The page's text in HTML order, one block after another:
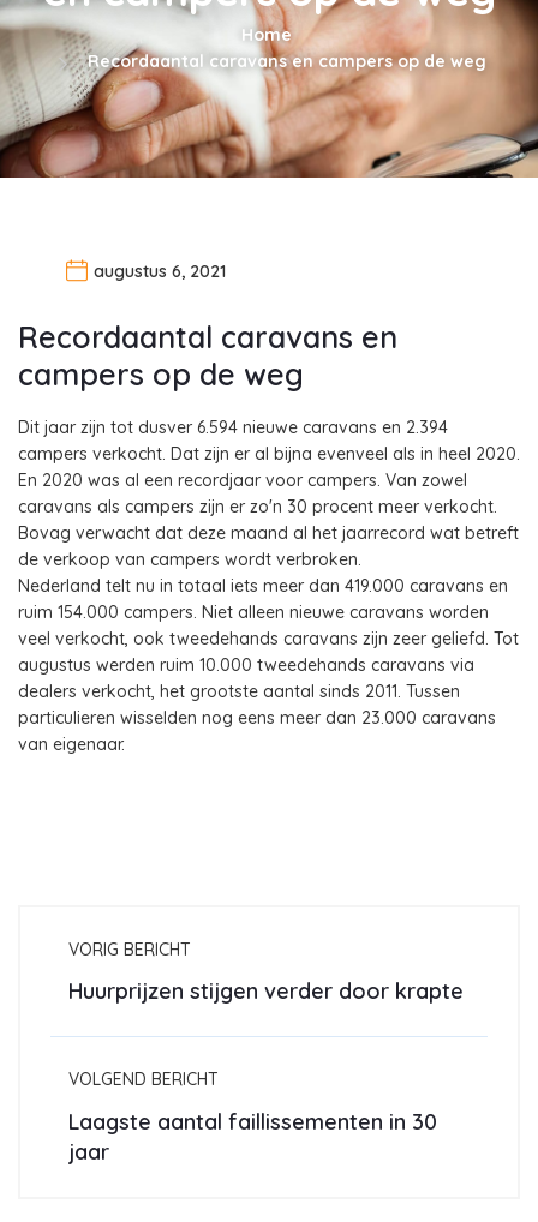
Home
Recordaantal caravans en campers op de weg
augustus 6, 2021
Recordaantal caravans en
campers op de weg
Dit jaar zijn tot dusver 6.594 nieuwe caravans en 2.394
campers verkocht. Dat zijn er al bijna evenveel als in heel 2020.
En 2020 was al een recordjaar voor campers. Van zowel
caravans als campers zijn er zo'n 30 procent meer verkocht.
Bovag verwacht dat deze maand al het jaarrecord wat betreft
de verkoop van campers wordt verbroken.
Nederland telt nu in totaal iets meer dan 419.000 caravans en
ruim 154.000 campers. Niet alleen nieuwe caravans worden
veel verkocht, ook tweedehands caravans zijn zeer geliefd. Tot
augustus werden ruim 10.000 tweedehands caravans via
dealers verkocht, het grootste aantal sinds 2011. Tussen
particulieren wisselden nog eens meer dan 23.000 caravans
van eigenaar.
VORIG BERICHT
Huurprijzen stijgen verder door krapte
VOLGEND BERICHT
Laagste aantal faillissementen in 30
jaar